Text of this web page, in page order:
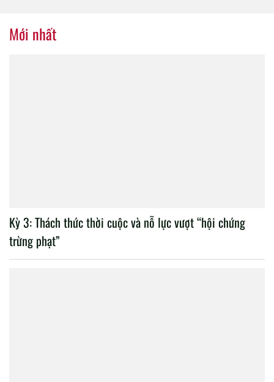
Mới nhất
Kỳ 3: Thách thức thời cuộc và nỗ lực vượt “hội chứng
trừng phạt”